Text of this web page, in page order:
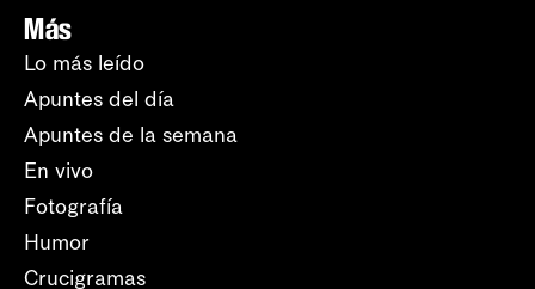
Más
Lo más leído
Apuntes del día
Apuntes de la semana
En vivo
Fotografía
Humor
Crucigramas